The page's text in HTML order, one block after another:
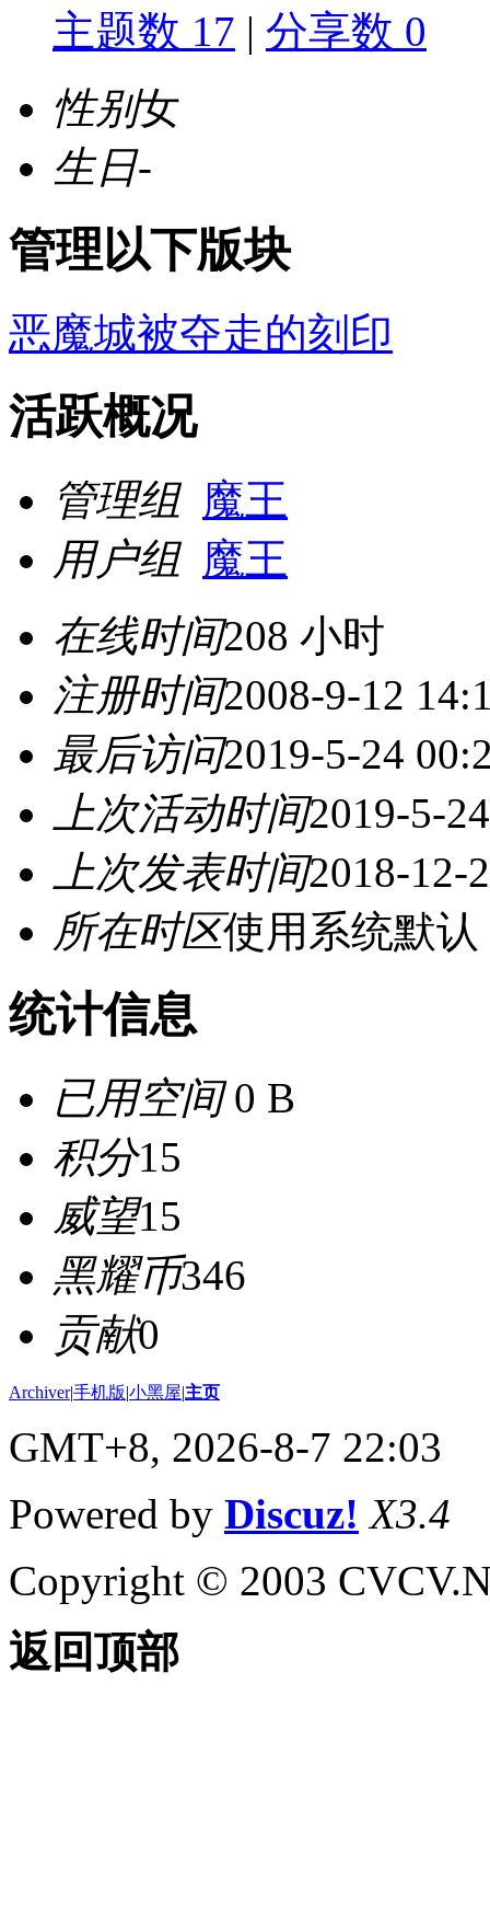
主题数 17 | 分享数 0
性别女
生日-
管理以下版块
恶魔城被夺走的刻印
活跃概况
管理组 魔王
用户组 魔王
在线时间208 小时
注册时间2008-9-12
最后访问2019-5-24
上次活动时间2019-5-
上次发表时间2018-12-
所在时区使用系统默认
统计信息
已用空间0 B
积分15
威望15
黑耀币346
贡献0
Archiver|手机版|小黑屋|主页
GMT+8, 2026-8-7 22:03
Powered by Discuz! X3.4
Copyright © 2003
返回顶部